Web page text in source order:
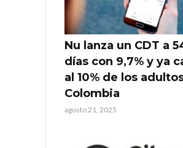
Nu lanza un CDT a
días con 9,7% y ya
al 10% de los
Colombia
agosto 21, 2025